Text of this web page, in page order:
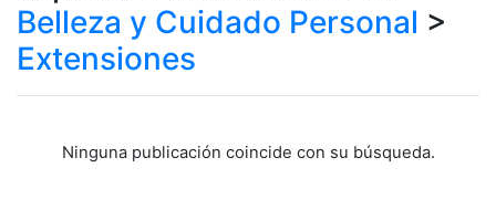
Belleza y Cuidado Personal >
Extensiones
Ninguna publicación coincide con su búsqueda.